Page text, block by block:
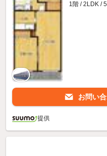
1階 / 2LDK /
お問い
提供